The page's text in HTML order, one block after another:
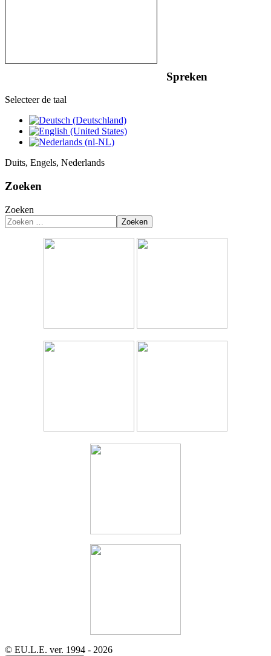
Spreken
Selecteer de taal
Duits, Engels, Nederlands
Zoeken
Zoeken
Zoeken
© EU.L.E. ver. 1994 - 2026